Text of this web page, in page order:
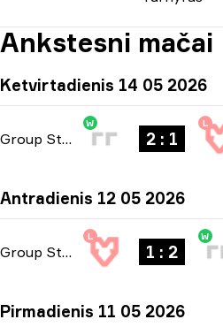
Ankstesni mačai
Ketvirtadienis 14 05 2026
Group Stage -bo3
W
2 : 1
L
Antradienis 12 05 2026
Group Stage -bo3
L
1 : 2
W
Pirmadienis 11 05 2026